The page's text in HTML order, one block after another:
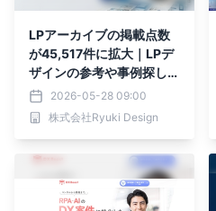
LPアーカイブの掲載点数
が45,517件に拡大｜LPデ
ザインの参考や事例探しに
役立つデザイン資料サイト
として情報量を充実
2026-05-28 09:00
株式会社Ryuki Design